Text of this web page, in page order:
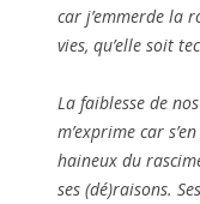
car j’emmerde la
vies, qu’elle soit
La faiblesse de
m’exprime car
haineux du
ses (dé)raisons.